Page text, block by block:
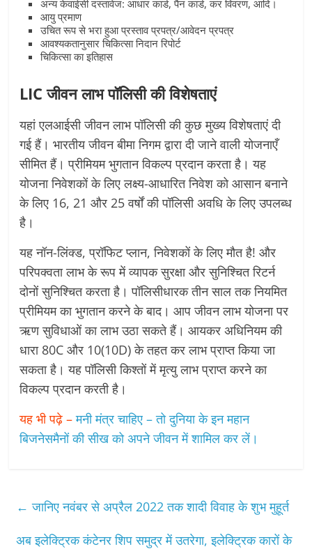
अन्य केवाईसी दस्तावेज: आधार कार्ड, पैन कार्ड, कर विवरण, आदि।
आयु प्रमाण
उचित रूप से भरा हुआ प्रस्ताव प्रपत्र/आवेदन प्रपत्र
आवश्यकतानुसार चिकित्सा निदान रिपोर्ट
चिकित्सा का इतिहास
LIC जीवन लाभ पॉलिसी की विशेषताएं
यहां एलआईसी जीवन लाभ पॉलिसी की कुछ मुख्य विशेषताएं दी
गई हैं। भारतीय जीवन बीमा निगम द्वारा दी जाने वाली योजनाएँ
सीमित हैं। प्रीमियम भुगतान विकल्प प्रदान करता है। यह
योजना निवेशकों के लिए लक्ष्य-आधारित निवेश को आसान बनाने
के लिए 16, 21 और 25 वर्षों की पॉलिसी अवधि के लिए उपलब्ध
है।
यह नॉन-लिंक्ड, प्रॉफिट प्लान, निवेशकों के लिए मौत है! और
परिपक्वता लाभ के रूप में व्यापक सुरक्षा और सुनिश्चित रिटर्न
दोनों सुनिश्चित करता है। पॉलिसीधारक तीन साल तक नियमित
प्रीमियम का भुगतान करने के बाद। आप जीवन लाभ योजना पर
ऋण सुविधाओं का लाभ उठा सकते हैं। आयकर अधिनियम की
धारा 80C और 10(10D) के तहत कर लाभ प्राप्त किया जा
सकता है। यह पॉलिसी किश्तों में मृत्यु लाभ प्राप्त करने का
विकल्प प्रदान करती है।
यह भी पढ़े – मनी मंत्र चाहिए – तो दुनिया के इन महान
बिजनेसमैनों की सीख को अपने जीवन में शामिल कर लें।
← जानिए नवंबर से अप्रैल 2022 तक शादी विवाह के शुभ मुहूर्त
अब इलेक्ट्रिक कंटेनर शिप समुद्र में उतरेगा, इलेक्ट्रिक कारों के